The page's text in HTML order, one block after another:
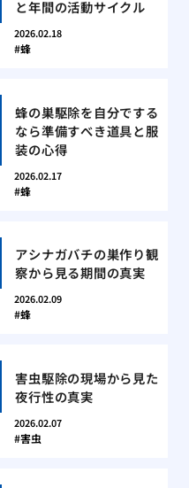
と年間の活動サイクル
2026.02.18
蜂
蜂の巣駆除を自分でする
なら準備すべき道具と服
装の心得
2026.02.17
蜂
アシナガバチの巣作り観
察から見る期間の真実
2026.02.09
蜂
害虫駆除の現場から見た
夜行性の真実
2026.02.07
害虫